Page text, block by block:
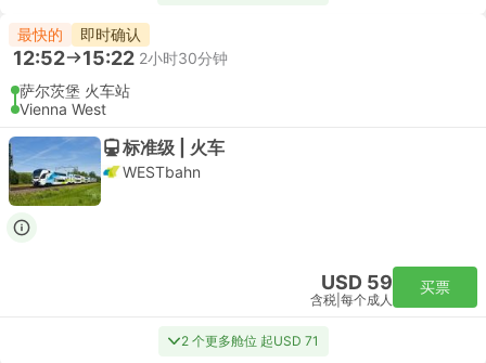
最快的 即时确认
12:52 15:22 2小时30分钟
萨尔茨堡 火车站
Vienna West
标准级 | 火车
WESTbahn
USD 59
含税 每个成人
买票
2 个更多舱位 起USD 71